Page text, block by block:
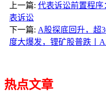
上一篇: 代表诉讼前置程
表诉讼
下一篇: A股探底回升，超
度大爆发，锂矿股普跌丨
热点文章